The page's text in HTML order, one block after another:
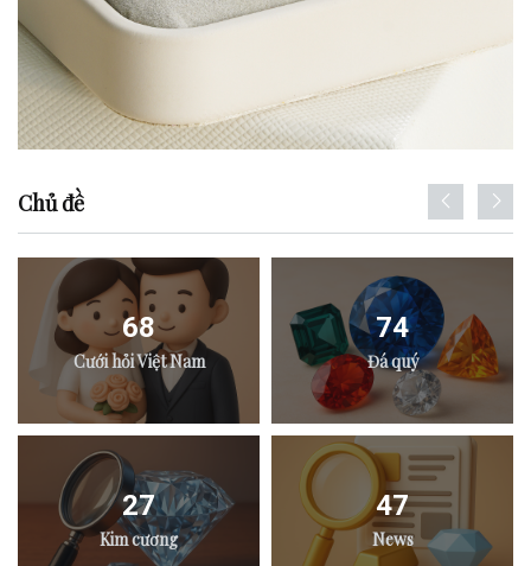
Chủ đề
68
Cưới hỏi Việt Nam
74
Đá quý
27
Kim cương
47
News